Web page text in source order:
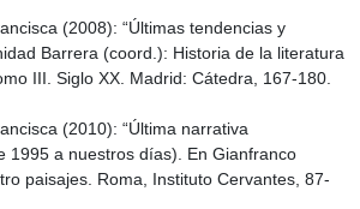
(2008): “Últimas tendencias y
Barrera (coord.): Historia de la literatura
III. Siglo XX. Madrid: Cátedra, 167-180.
(2010): “Última narrativa
1995 a nuestros días). En Gianfranco
paisajes. Roma, Instituto Cervantes, 87-